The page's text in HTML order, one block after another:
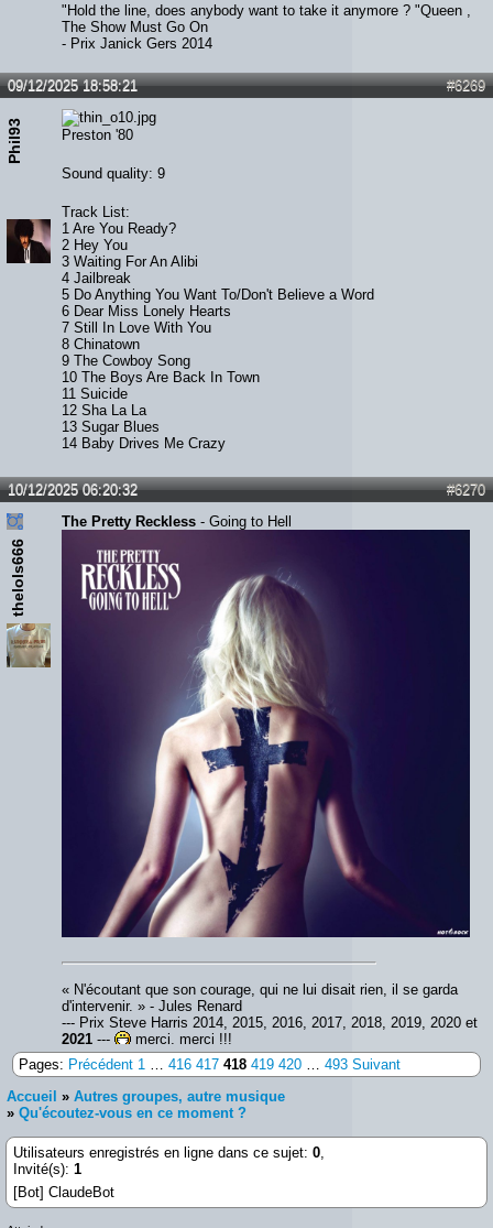
"Hold the line, does anybody want to take it anymore ? "Queen ,
The Show Must Go On
- Prix Janick Gers 2014
#6269
09/12/2025 18:58:21
Phil93 Preston '80
Sound quality: 9
Track List:
1 Are You Ready?
2 Hey You
3 Waiting For An Alibi
4 Jailbreak
5 Do Anything You Want To/Don't Believe a Word
6 Dear Miss Lonely Hearts
7 Still In Love With You
8 Chinatown
9 The Cowboy Song
10 The Boys Are Back In Town
11 Suicide
12 Sha La La
13 Sugar Blues
14 Baby Drives Me Crazy
#6270
10/12/2025 06:20:32
thelols666
The Pretty Reckless - Going to Hell
« N'écoutant que son courage, qui ne lui disait rien, il se garda
d'intervenir. » - Jules Renard
--- Prix Steve Harris 2014, 2015, 2016, 2017, 2018, 2019, 2020 et
2021 ---
merci, merci !!!
Pages: Précédent 1 … 416 417 418 419 420 … 493 Suivant
Accueil » Autres groupes, autre musique
» Qu'écoutez-vous en ce moment ?
Utilisateurs enregistrés en ligne dans ce sujet: 0,
Invité(s): 1
[Bot] ClaudeBot